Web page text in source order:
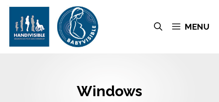
MENU
Windows